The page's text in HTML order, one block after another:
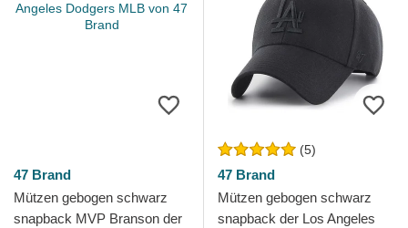
47 Brand
Mützen gebogen schwarz
snapback MVP Branson der
(5)
47 Brand
Mützen gebogen schwarz
snapback der Los Angeles